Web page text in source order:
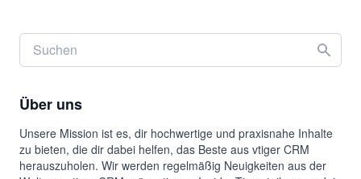
Über uns
Unsere Mission ist es, dir hochwertige und praxisnahe Inhalte
zu bieten, die dir dabei helfen, das Beste aus vtiger CRM
herauszuholen. Wir werden regelmäßig Neuigkeiten aus der